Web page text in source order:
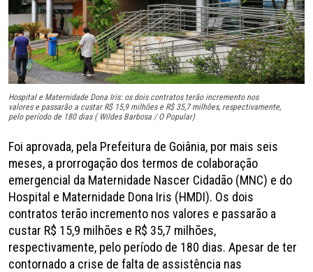
Hospital e Maternidade Dona Iris: os dois contratos terão incremento nos
valores e passarão a custar R$ 15,9 milhões e R$ 35,7 milhões, respectivamente,
pelo período de 180 dias ( Wildes Barbosa / O Popular)
Foi aprovada, pela Prefeitura de Goiânia, por mais seis
meses, a prorrogação dos termos de colaboração
emergencial da Maternidade Nascer Cidadão (MNC) e do
Hospital e Maternidade Dona Iris (HMDI). Os dois
contratos terão incremento nos valores e passarão a
custar R$ 15,9 milhões e R$ 35,7 milhões,
respectivamente, pelo período de 180 dias. Apesar de ter
contornado a crise de falta de assistência nas